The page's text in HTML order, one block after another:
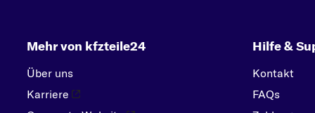
Mehr von kfzteile24
Über uns
Karriere
Hilfe &
Kontakt
FAQs